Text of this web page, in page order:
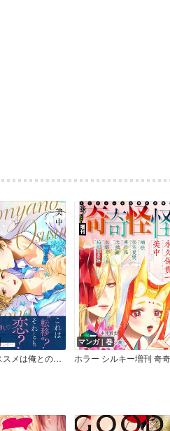
今夜のオススメは俺との恋です【電子単行本版】【限定特典付】
マンガ｜巻